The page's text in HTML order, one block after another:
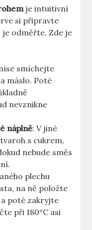
je intuitivní
si připravte
je odměřte. Zde je
smíchejte
máslo. Poté
nevznikne
náplně: V jiné
s cukrem,
nebude směs
plechu
na ně položte
poté zakryjte
při 180°C asi